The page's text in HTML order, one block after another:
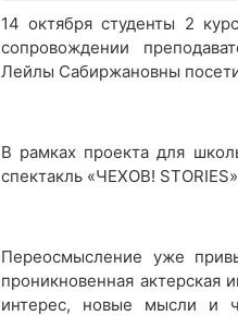
14 октября студенты 2
сопровождении
Лейлы Сабиржановны
В рамках проекта для
спектакль «ЧЕХОВ!
Переосмысление уже
проникновенная актерская
интерес, новые мысли и